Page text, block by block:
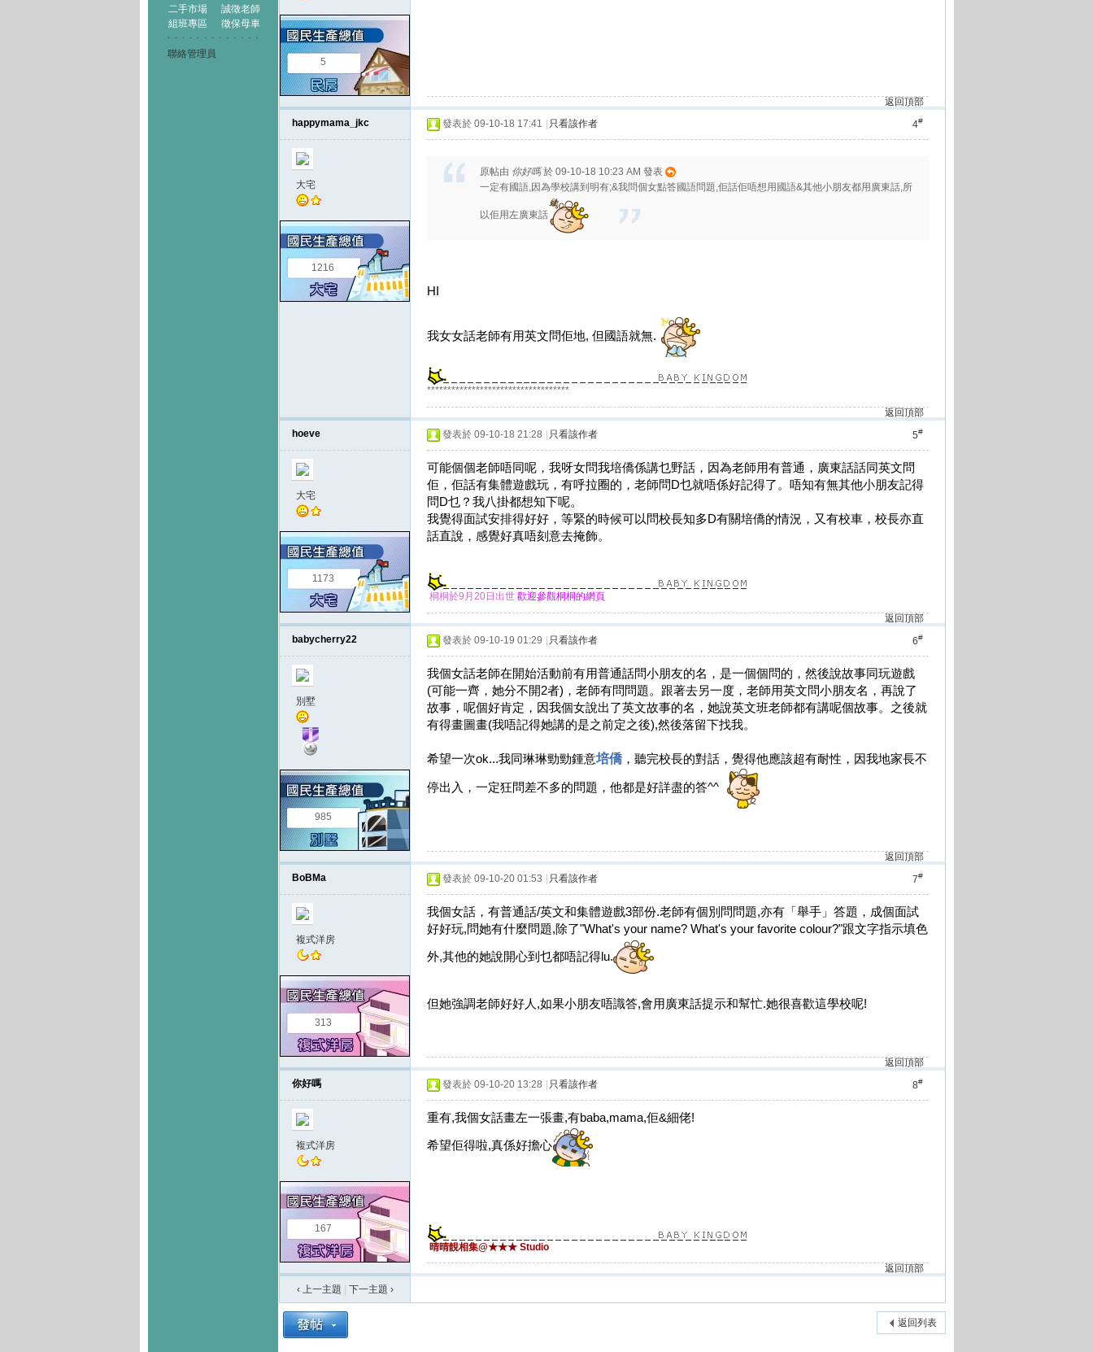
二手市場
誠徵老師
組班專區
徵保母車
聯絡管理員
5
返回頂部
happymama_jkc
大宅
1216
4#
發表於 09-10-18 17:41 只看該作者
原帖由 你好嗎於 09-10-18 10:23 AM 發表
一定有國語,因為學校講到明有;&我問個女點答國語問題,佢話佢唔想用國語&其他小朋友都用廣東話,所
以佢用左廣東話
HI
我女女話老師有用英文問佢地, 但國語就無.
***********************************
返回頂部
hoeve
大宅
1173
5#
發表於 09-10-18 21:28 只看該作者
可能個個老師唔同呢，我呀女問我培僑係講乜野話，因為老師用有普通，廣東話話同英文問
佢，佢話有集體遊戲玩，有呼拉圈的，老師問D乜就唔係好記得了。唔知有無其他小朋友記得
問D乜？我八掛都想知下呢。
我覺得面試安排得好好，等緊的時候可以問校長知多D有關培僑的情況，又有校車，校長亦直
話直說，感覺好真唔刻意去掩飾。
桐桐於9月20日出世 歡迎參觀桐桐的網頁
返回頂部
babycherry22
別墅
985
6#
發表於 09-10-19 01:29 只看該作者
我個女話老師在開始活動前有用普通話問小朋友的名，是一個個問的，然後說故事同玩遊戲
(可能一齊，她分不開2者)，老師有問問題。跟著去另一度，老師用英文問小朋友名，再說了
故事，呢個好肯定，因我個女說出了英文故事的名，她說英文班老師都有講呢個故事。之後就
有得畫圖畫(我唔記得她講的是之前定之後),然後落留下找我。
希望一次ok...我同琳琳勁勁鍾意培僑 ，聽完校長的對話，覺得他應該超有耐性，因我地家長不
停出入，一定狂問差不多的問題，他都是好詳盡的答^^
返回頂部
BoBMa
複式洋房
313
7#
發表於 09-10-20 01:53 只看該作者
我個女話，有普通話/英文和集體遊戲3部份.老師有個別問問題,亦有「舉手」答題，成個面試
好好玩,問她有什麼問題,除了"What's your name? What's your favorite colour?"跟文字指示填色
外,其他的她說開心到乜都唔記得lu.
但她強調老師好好人,如果小朋友唔識答,會用廣東話提示和幫忙.她很喜歡這學校呢!
返回頂部
你好嗎
複式洋房
167
8#
發表於 09-10-20 13:28 只看該作者
重有,我個女話畫左一張畫,有baba,mama,佢&細佬!
希望佢得啦,真係好擔心
晴晴靚相集@★★★ Studio
返回頂部
‹ 上一主題
下一主題 ›
返回列表